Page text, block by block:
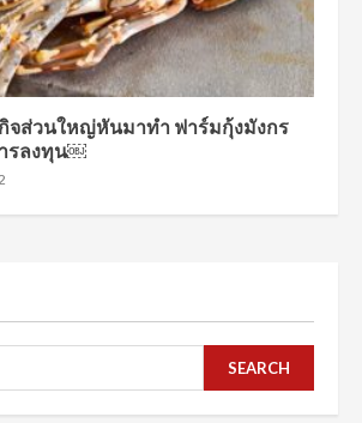
จส่วนใหญ่หันมาทำ ฟาร์มกุ้งมังกร
รลงทุน￼
SEARCH